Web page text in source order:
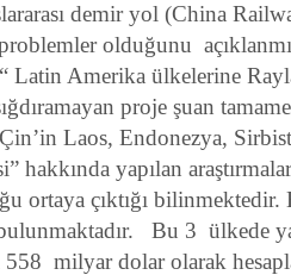
demir yol (China
olduğunu
Latin Amerika ülkelerine
proje şuan
Laos, Endonezya,
hakkında yapılan
ortaya çıktığı bilinmektedir.
Bu 3 ülkede
milyar dolar olarak